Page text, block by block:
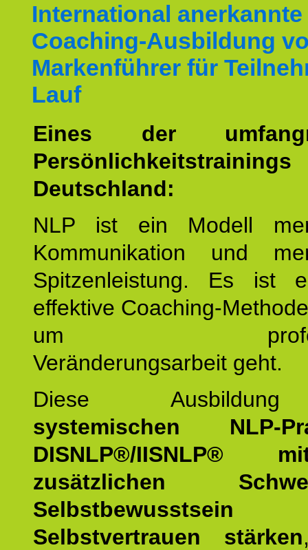
International anerkannte
Coaching-Ausbildung
Markenführer für
Lauf
Eines der
Deutschland:
NLP ist ein Modell
Kommunikation und
Spitzenleistung. Es ist
effektive Coaching-
um
Veränderungsarbeit geht.
Diese
systemischen NLP-
DISNLP®/IISNLP®
zusätzlichen
Selbstvertrauen stärken